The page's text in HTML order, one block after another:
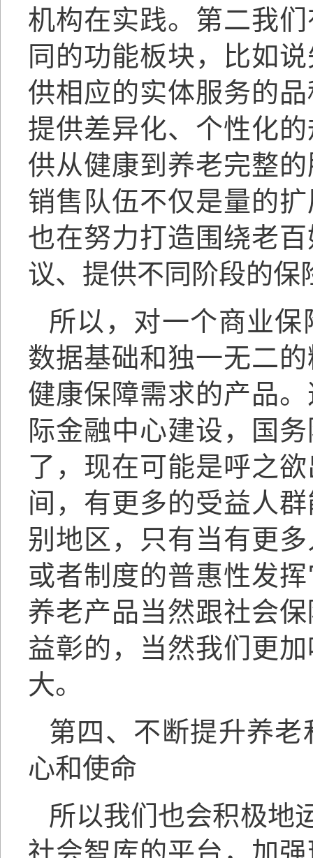
机构在实践。第二我
同的功能板块，比如
供相应的实体服务的
提供差异化、个性化
供从健康到养老完整
销售队伍不仅是量的
也在努力打造围绕老
议、提供不同阶段的保
所以，对一个商业
数据基础和独一无二
健康保障需求的产品
际金融中心建设，国
了，现在可能是呼之
间，有更多的受益人
别地区，只有当有更
或者制度的普惠性发
养老产品当然跟社会
益彰的，当然我们更
大。
第四、不断提升养
心和使命
所以我们也会积极地
社会智库的平台，加